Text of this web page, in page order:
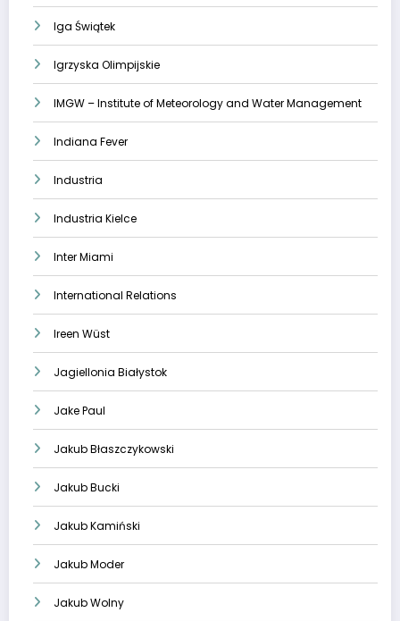
Iga Świątek
Igrzyska Olimpijskie
IMGW – Institute of Meteorology and Water Management
Indiana Fever
Industria
Industria Kielce
Inter Miami
International Relations
Ireen Wüst
Jagiellonia Białystok
Jake Paul
Jakub Błaszczykowski
Jakub Bucki
Jakub Kamiński
Jakub Moder
Jakub Wolny